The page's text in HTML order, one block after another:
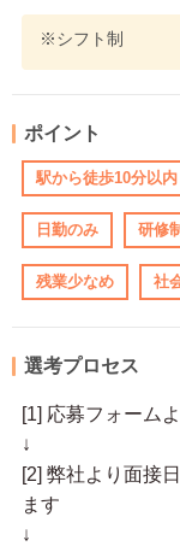
※シフト制
ポイント
駅から徒歩10分以内
日勤のみ 研修
残業少なめ 社
選考プロセス
[1] 応募フォーム
↓
[2] 弊社より面接
ます
↓